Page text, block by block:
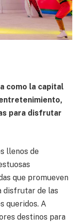
como la capital
para disfrutar
llenos de
que promueven
disfrutar de las
queridos. A
destinos para